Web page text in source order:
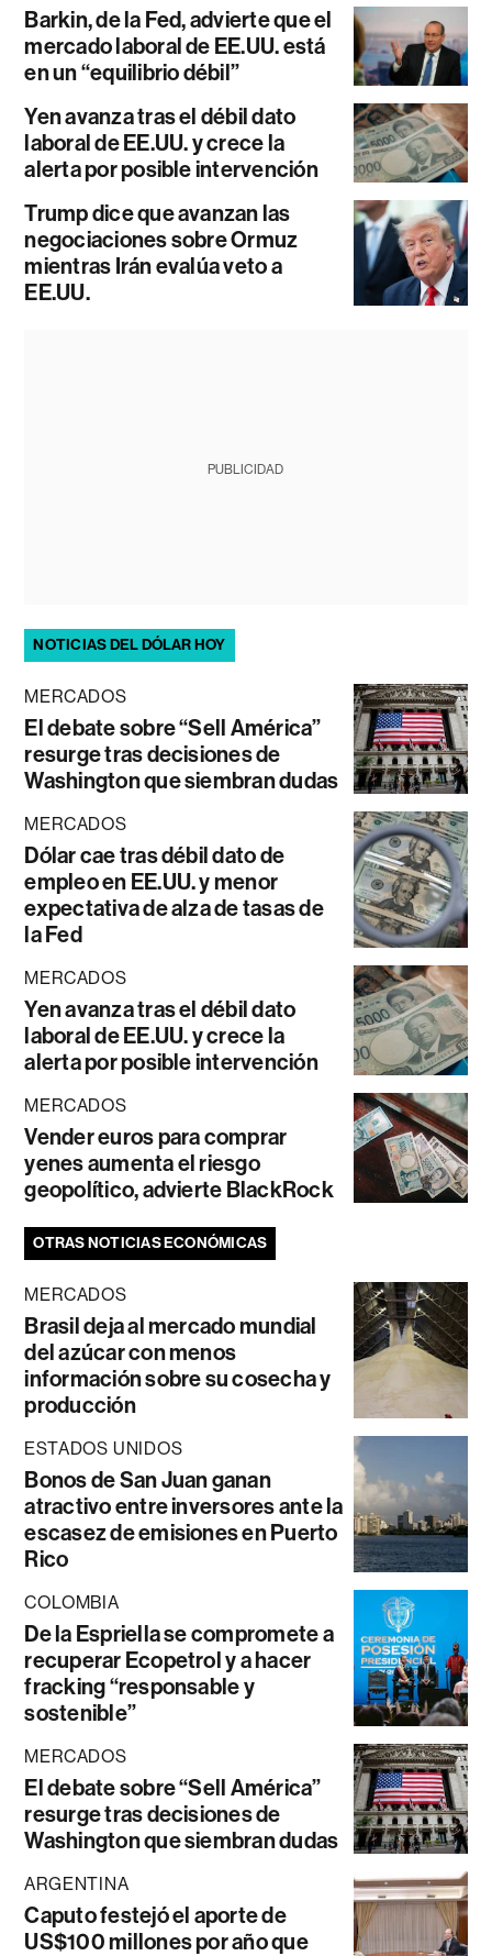
Barkin, de la Fed, advierte que el
mercado laboral de EE.UU. está
en un “equilibrio débil”
Yen avanza tras el débil dato
laboral de EE.UU. y crece la
alerta por posible intervención
Trump dice que avanzan las
negociaciones sobre Ormuz
mientras Irán evalúa veto a
EE.UU.
PUBLICIDAD
NOTICIAS DEL DÓLAR HOY
MERCADOS
El debate sobre “Sell América”
resurge tras decisiones de
Washington que siembran dudas
MERCADOS
Dólar cae tras débil dato de
empleo en EE.UU. y menor
expectativa de alza de tasas de
la Fed
MERCADOS
Yen avanza tras el débil dato
laboral de EE.UU. y crece la
alerta por posible intervención
MERCADOS
Vender euros para comprar
yenes aumenta el riesgo
geopolítico, advierte BlackRock
OTRAS NOTICIAS ECONÓMICAS
MERCADOS
Brasil deja al mercado mundial
del azúcar con menos
información sobre su cosecha y
producción
ESTADOS UNIDOS
Bonos de San Juan ganan
atractivo entre inversores ante la
escasez de emisiones en Puerto
Rico
COLOMBIA
De la Espriella se compromete a
recuperar Ecopetrol y a hacer
fracking “responsable y
sostenible”
MERCADOS
El debate sobre “Sell América”
resurge tras decisiones de
Washington que siembran dudas
ARGENTINA
Caputo festejó el aporte de
US$100 millones por año que